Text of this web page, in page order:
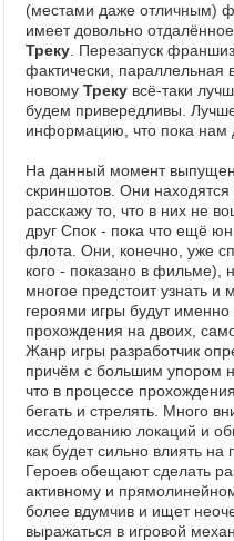
(местами даже отличным)
имеет довольно
Треку . Перезапуск
фактически, параллельная
новому Треку всё-таки
будем привередливы.
информацию, что пока нам
На данный момент
скриншотов. Они
расскажу то, что в них не
друг Спок - пока что ещё
флота. Они, конечно, уже
кого - показано в фильме),
многое предстоит узнать и
героями игры будут
прохождения на двоих,
Жанр игры разработчик
причём с большим упором
что в процессе
бегать и стрелять. Много
исследованию локаций и
как будет сильно влиять на
Героев обещают сделать
активному и
более вдумчив и ищет
выражаться в игровой